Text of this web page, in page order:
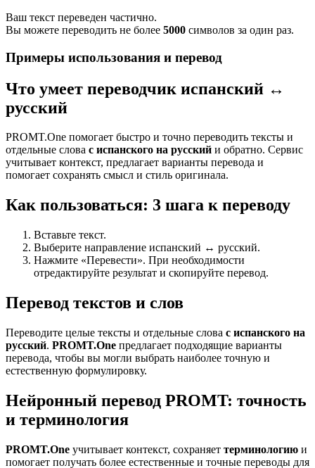
Ваш текст переведен частично.
Вы можете переводить не более 5000 символов за один раз.
Примеры использования и перевод
Что умеет переводчик испанский ↔
русский
PROMT.One помогает быстро и точно переводить тексты и
отдельные слова с испанского на русский и обратно. Сервис
учитывает контекст, предлагает варианты перевода и
помогает сохранять смысл и стиль оригинала.
Как пользоваться: 3 шага к переводу
Вставьте текст.
Выберите направление испанский ↔ русский.
Нажмите «Перевести». При необходимости
отредактируйте результат и скопируйте перевод.
Перевод текстов и слов
Переводите целые тексты и отдельные слова с испанского на
русский. PROMT.One предлагает подходящие варианты
перевода, чтобы вы могли выбрать наиболее точную и
естественную формулировку.
Нейронный перевод PROMT: точность
и терминология
PROMT.One учитывает контекст, сохраняет терминологию и
помогает получать более естественные и точные переводы для